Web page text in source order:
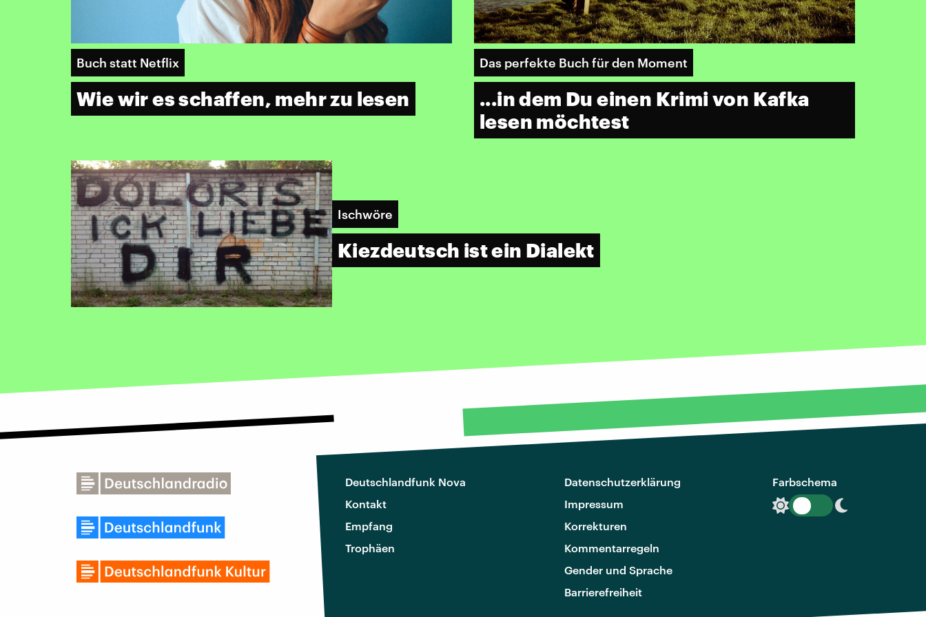
Buch statt Netflix
Wie wir es schaffen, mehr zu lesen
Das perfekte Buch für den Moment
...in dem Du einen Krimi von Kafka
lesen möchtest
Ischwöre
Kiezdeutsch ist ein Dialekt
Deutschlandfunk Nova
Kontakt
Empfang
Trophäen
Datenschutzerklärung
Impressum
Korrekturen
Kommentarregeln
Gender und Sprache
Barrierefreiheit
Farbschema